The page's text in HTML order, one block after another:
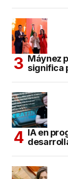
Máynez
significa
IA en